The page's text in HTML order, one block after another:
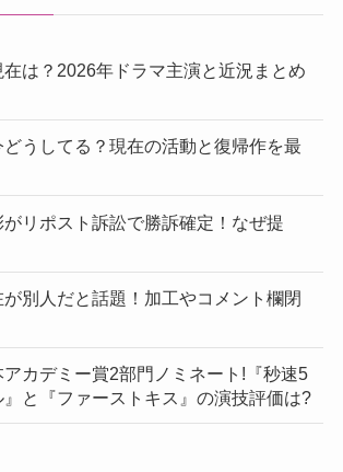
は？2026年ドラマ主演と近況まとめ
どうしてる？現在の活動と復帰作を最
がリポスト訴訟で勝訴確定！なぜ提
別人だと話題！加工やコメント欄閉
カデミー賞2部門ノミネート!『秒速5
と『ファーストキス』の演技評価は?